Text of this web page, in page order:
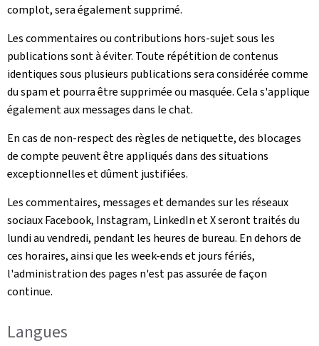
complot, sera également supprimé.
Les commentaires ou contributions hors-sujet sous les
publications sont à éviter. Toute répétition de contenus
identiques sous plusieurs publications sera considérée comme
du spam et pourra être supprimée ou masquée. Cela s'applique
également aux messages dans le chat.
En cas de non-respect des règles de netiquette, des blocages
de compte peuvent être appliqués dans des situations
exceptionnelles et dûment justifiées.
Les commentaires, messages et demandes sur les réseaux
sociaux Facebook, Instagram, LinkedIn et X seront traités du
lundi au vendredi, pendant les heures de bureau. En dehors de
ces horaires, ainsi que les week-ends et jours fériés,
l'administration des pages n'est pas assurée de façon
continue.
Langues